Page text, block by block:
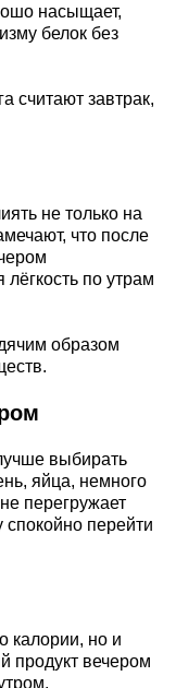
насыщает,
белок без
считают завтрак,
не только на
что после
по утрам
образом
выбирать
яйца, немного
перегружает
перейти
калории, но и
продукт вечером